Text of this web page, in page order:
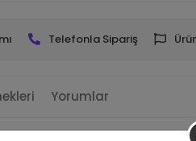
Telefonla Sipariş
Yorumlar